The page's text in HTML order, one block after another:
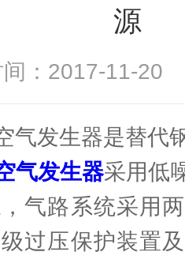
源
间：2017-11-
气发生器是替
气发生器采用低
气路系统采用
过压保护装置